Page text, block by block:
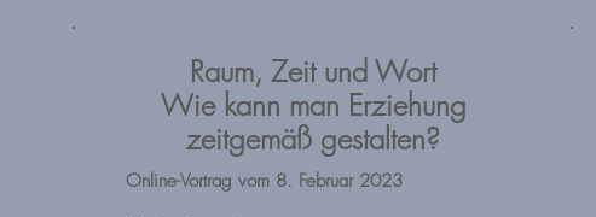
Raum, Zeit und Wort
Wie kann man Erziehung
zeitgemäß gestalten?
Online-Vortrag vom 8. Februar 2023